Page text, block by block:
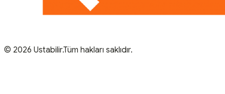
© 2026 Ustabilir.Tüm hakları saklıdır.